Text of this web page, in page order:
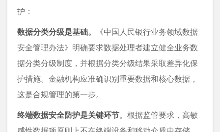
护：
数据分类分级是基础。
《中国人民银行业务领域数据
安全管理办法》明确要求数据处理者建立健全业务数
据分类分级制度，并根据分类分级结果采取差异化保
护措施。金融机构应准确识别重要数据和核心数据，
这是合规管理的第一步。
终端数据安全防护是关键环节。根据监管要求，高敏